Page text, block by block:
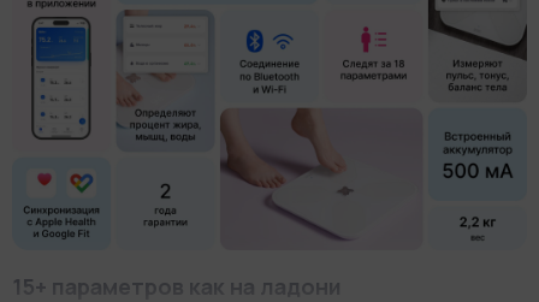
15+ параметров как на ладони